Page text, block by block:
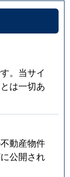
。当サイ
は一切あ
動産物件
公開され